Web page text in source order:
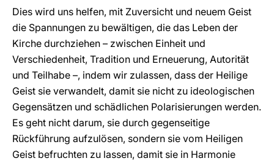
Dies wird uns helfen, mit Zuversicht und neuem Geist
die Spannungen zu bewältigen, die das Leben der
Kirche durchziehen – zwischen Einheit und
Verschiedenheit, Tradition und Erneuerung, Autorität
und Teilhabe –, indem wir zulassen, dass der Heilige
Geist sie verwandelt, damit sie nicht zu ideologischen
Gegensätzen und schädlichen Polarisierungen werden.
Es geht nicht darum, sie durch gegenseitige
Rückführung aufzulösen, sondern sie vom Heiligen
Geist befruchten zu lassen, damit sie in Harmonie